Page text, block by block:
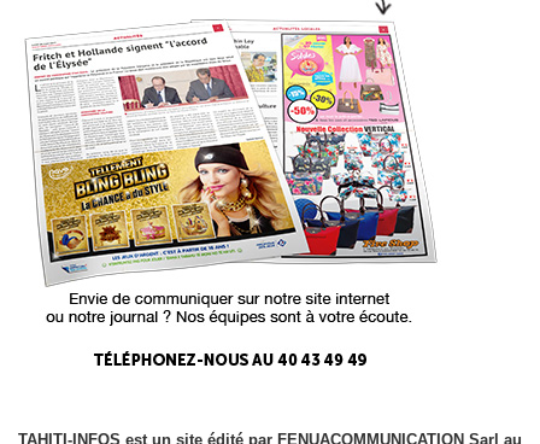
TAHITI-INFOS est un site édité par FENUACOMMUNICATION Sarl au